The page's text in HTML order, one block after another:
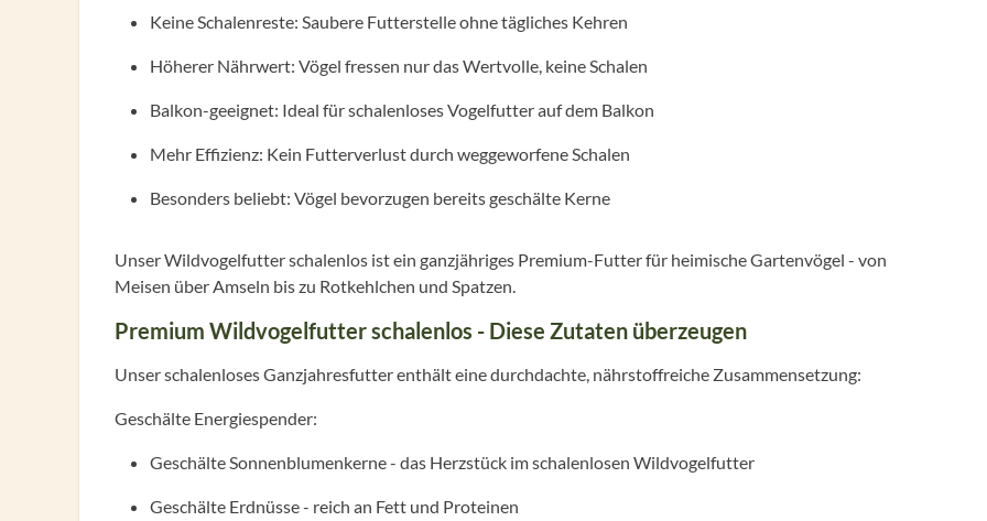
Keine Schalenreste: Saubere Futterstelle ohne tägliches Kehren
Höherer Nährwert: Vögel fressen nur das Wertvolle, keine Schalen
Balkon-geeignet: Ideal für schalenloses Vogelfutter auf dem Balkon
Mehr Effizienz: Kein Futterverlust durch weggeworfene Schalen
Besonders beliebt: Vögel bevorzugen bereits geschälte Kerne
Unser Wildvogelfutter schalenlos ist ein ganzjähriges Premium-Futter für heimische Gartenvögel - von
Meisen über Amseln bis zu Rotkehlchen und Spatzen.
Premium Wildvogelfutter schalenlos - Diese Zutaten überzeugen
Unser schalenloses Ganzjahresfutter enthält eine durchdachte, nährstoffreiche Zusammensetzung:
Geschälte Energiespender:
Geschälte Sonnenblumenkerne - das Herzstück im schalenlosen Wildvogelfutter
Geschälte Erdnüsse - reich an Fett und Proteinen